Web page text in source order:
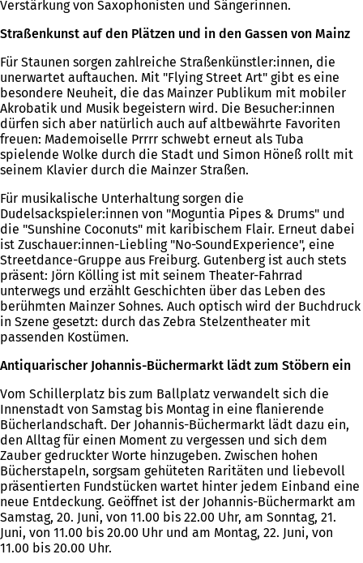
Verstärkung von Saxophonisten und Sängerinnen.
Straßenkunst auf den Plätzen und in den Gassen von Mainz
Für Staunen sorgen zahlreiche Straßenkünstler:innen, die
unerwartet auftauchen. Mit "Flying Street Art" gibt es eine
besondere Neuheit, die das Mainzer Publikum mit mobiler
Akrobatik und Musik begeistern wird. Die Besucher:innen
dürfen sich aber natürlich auch auf altbewährte Favoriten
freuen: Mademoiselle Prrrr schwebt erneut als Tuba
spielende Wolke durch die Stadt und Simon Höneß rollt mit
seinem Klavier durch die Mainzer Straßen.
Für musikalische Unterhaltung sorgen die
Dudelsackspieler:innen von "Moguntia Pipes & Drums" und
die "Sunshine Coconuts" mit karibischem Flair. Erneut dabei
ist Zuschauer:innen-Liebling "No-SoundExperience", eine
Streetdance-Gruppe aus Freiburg. Gutenberg ist auch stets
präsent: Jörn Kölling ist mit seinem Theater-Fahrrad
unterwegs und erzählt Geschichten über das Leben des
berühmten Mainzer Sohnes. Auch optisch wird der Buchdruck
in Szene gesetzt: durch das Zebra Stelzentheater mit
passenden Kostümen.
Antiquarischer Johannis-Büchermarkt lädt zum Stöbern ein
Vom Schillerplatz bis zum Ballplatz verwandelt sich die
Innenstadt von Samstag bis Montag in eine flanierende
Bücherlandschaft. Der Johannis-Büchermarkt lädt dazu ein,
den Alltag für einen Moment zu vergessen und sich dem
Zauber gedruckter Worte hinzugeben. Zwischen hohen
Bücherstapeln, sorgsam gehüteten Raritäten und liebevoll
präsentierten Fundstücken wartet hinter jedem Einband eine
neue Entdeckung. Geöffnet ist der Johannis-Büchermarkt am
Samstag, 20. Juni, von 11.00 bis 22.00 Uhr, am Sonntag, 21.
Juni, von 11.00 bis 20.00 Uhr und am Montag, 22. Juni, von
11.00 bis 20.00 Uhr.